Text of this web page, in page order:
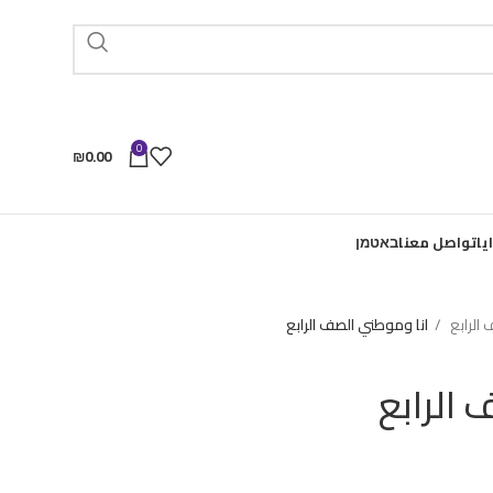
0
₪0.00
تواصل معناבאטמן
انا وموطني الصف الرابع